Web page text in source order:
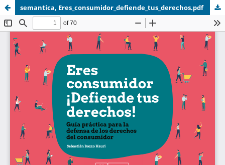
semantica, Eres_consumidor_defiende_tus_derechos.pdf